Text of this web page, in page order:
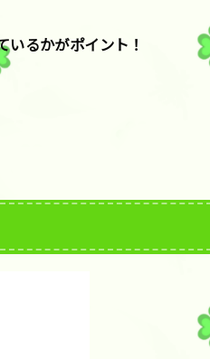
いるかがポイント！